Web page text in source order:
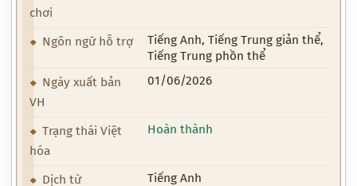
chơi
Ngôn ngữ hỗ trợ
Tiếng Anh, Tiếng Trung giản thể,
Tiếng Trung phồn thể
Ngày xuất bản
VH
01/06/2026
Trạng thái Việt
hóa
Hoàn thành
Dịch từ Tiếng Anh